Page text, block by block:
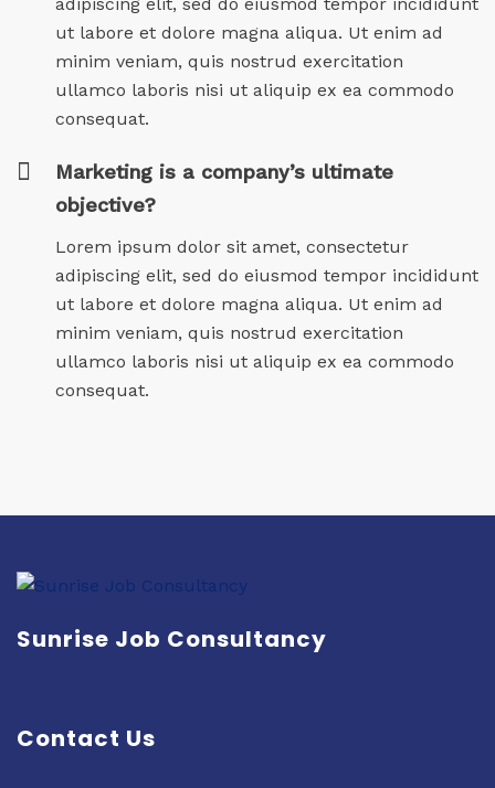
ut labore et dolore magna aliqua. Ut enim ad
minim veniam, quis nostrud exercitation
ullamco laboris nisi ut aliquip ex ea commodo
consequat.
Marketing is a company’s ultimate
objective?
Lorem ipsum dolor sit amet, consectetur
adipiscing elit, sed do eiusmod tempor incididunt
ut labore et dolore magna aliqua. Ut enim ad
minim veniam, quis nostrud exercitation
ullamco laboris nisi ut aliquip ex ea commodo
consequat.
Sunrise Job Consultancy
Contact Us